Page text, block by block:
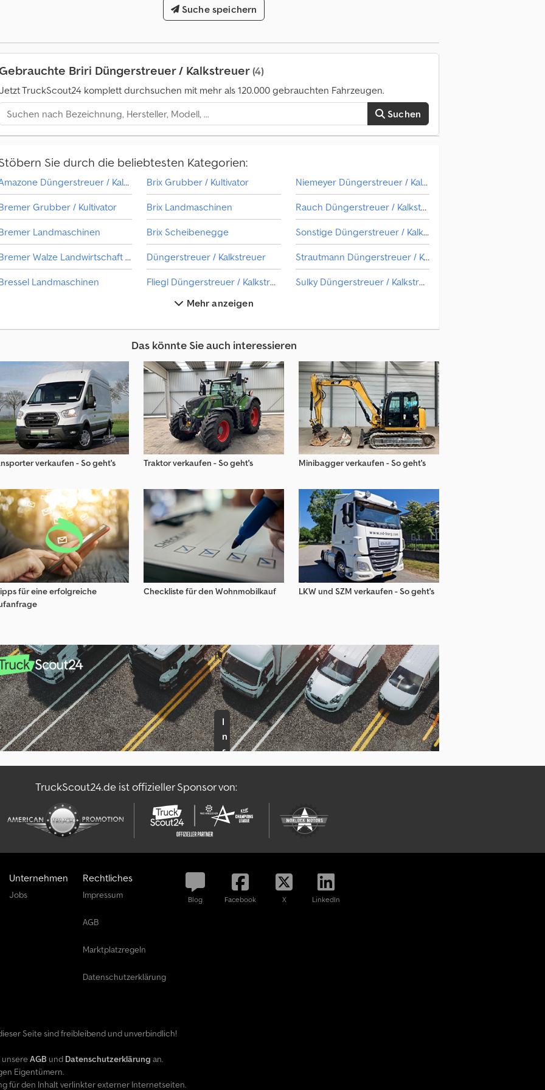
Suche speichern
Briri Düngerstreuer / Kalkstreuer(4)
TruckScout24 komplett durchsuchen mit mehr als 120.000 gebrauchten Fahrzeugen.
Suchen
Sie durch die beliebtesten Kategorien:
Amazone Düngerstreuer / Kalkstreuer
Grubber / Kultivator
Landmaschinen
Bremer Walze Landwirtschaft / Ackerwalze
Landmaschinen
Gülletechnik
Silagetechnik
Brix Grubber / Kultivator
Brix Landmaschinen
Brix Scheibenegge
Düngerstreuer / Kalkstreuer
Fliegl Düngerstreuer / Kalkstreuer
Kerner Bodenbearbeitungsmaschine
Niemeyer Düngerstreuer / Kalkstreuer
Rauch Düngerstreuer / Kalkstreuer
Sonstige Düngerstreuer / Kalkstreuer
Strautmann Düngerstreuer / Kalkstreuer
Sulky Düngerstreuer / Kalkstreuer
Vogelsang Düngerstreuer / Kalkstreuer
Mehr anzeigen
Das könnte Sie auch interessieren
verkaufen - So geht's Traktor verkaufen - So geht's Minibagger verkaufen - So geht's
für eine erfolgreiche
Checkliste für den Wohnmobilkauf LKW und SZM verkaufen - So geht's
F
a
r
z
e
z
v
e
u
f
e
n
?
I
n
s
e
a
t
e
s
TruckScout24.de ist offizieller Sponsor von:
Unternehmen
Jobs
Rechtliches
Impressum
AGB
Marktplatzregeln
Datenschutzerklärung
Blog Facebook X LinkedIn
Seite sind freibleibend und unverbindlich!
AGB und Datenschutzerklärung an.
Eigentümern.
für den Inhalt verlinkter externer Internetseiten.